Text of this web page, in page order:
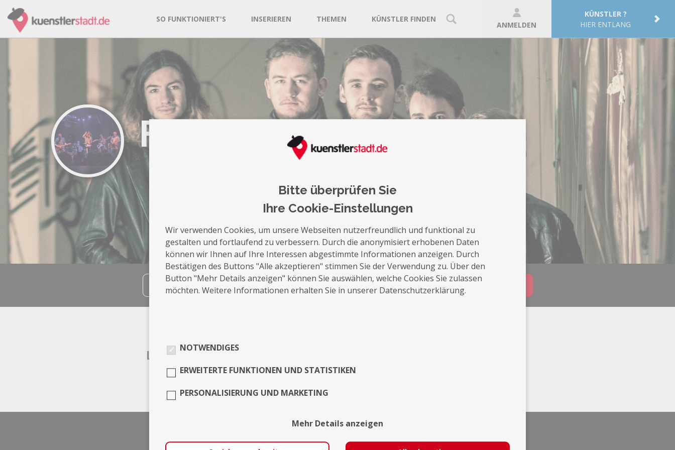
SO FUNKTIONIERT'S INSERIEREN THEMEN KÜNSTLER FINDEN
ANMELDEN
KÜNSTLER ?
HIER ENTLANG
Floating Nutshells
teilen auf die Merkliste Nachricht schreiben
Leistungen
Bitte überprüfen Sie
Ihre Cookie-Einstellungen
Wir verwenden Cookies, um unsere Webseiten nutzerfreundlich und funktional zu
gestalten und fortlaufend zu verbessern. Durch die anonymisiert erhobenen Daten
können wir Ihnen auf Ihre Interessen abgestimmte Informationen anzeigen. Durch
Bestätigen des Buttons "Alle akzeptieren" stimmen Sie der Verwendung zu. Über den
Button "Mehr Details anzeigen" können Sie auswählen, welche Cookies Sie zulassen
möchten. Weitere Informationen erhalten Sie in unserer Datenschutzerklärung.
NOTWENDIGES
ERWEITERTE FUNKTIONEN UND STATISTIKEN
PERSONALISIERUNG UND MARKETING
Mehr Details anzeigen